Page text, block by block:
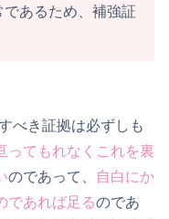
あるため、補強証
べき証拠は必ずしも
ってもれなくこれを裏
のであって、
自白にか
であれば足るのであ